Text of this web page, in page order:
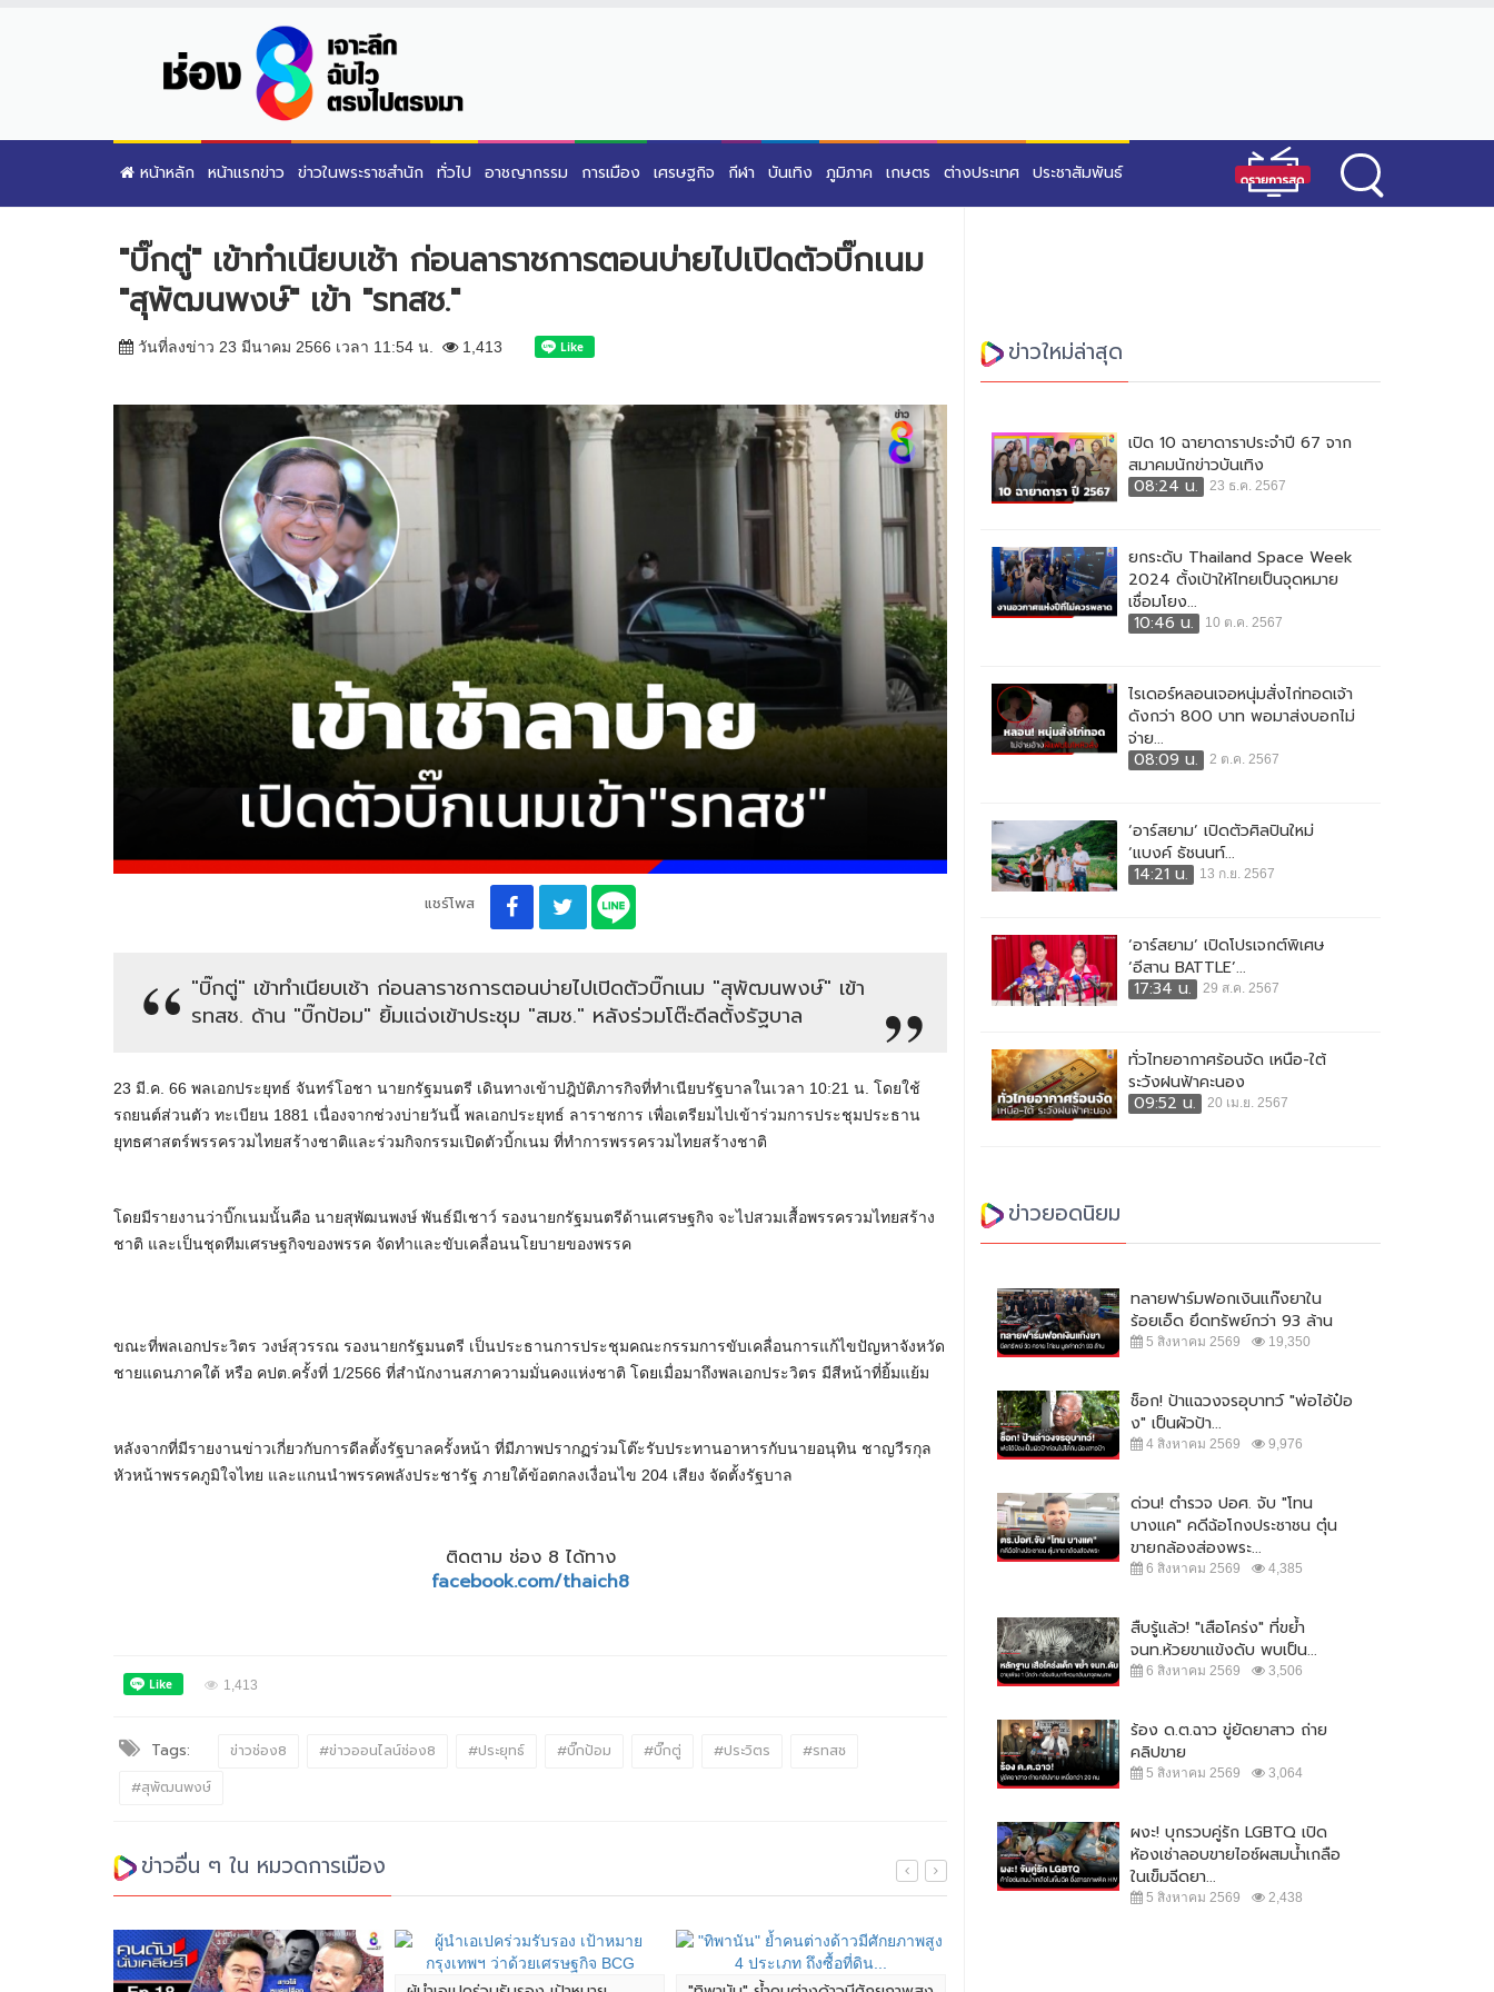
หน้าหลัก หน้าแรกข่าว ข่าวในพระราชสำนัก ทั่วไป อาชญากรรม การเมือง เศรษฐกิจ กีฬา บันเทิง ภูมิภาค เกษตร ต่างประเทศ ประชาสัมพันธ์
"บิ๊กตู่" เข้าทำเนียบเช้า ก่อนลาราชการตอนบ่ายไปเปิดตัวบิ๊กเนม
"สุพัฒนพงษ์" เข้า "รทสช."
วันที่ลงข่าว 23 มีนาคม 2566 เวลา 11:54 น. 1,413
แชร์โพส
"บิ๊กตู่" เข้าทำเนียบเช้า ก่อนลาราชการตอนบ่ายไปเปิดตัวบิ๊กเนม "สุพัฒนพงษ์" เข้า
รทสช. ด้าน "บิ๊กป้อม" ยิ้มแฉ่งเข้าประชุม "สมช." หลังร่วมโต๊ะดีลตั้งรัฐบาล
23 มี.ค. 66 พลเอกประยุทธ์ จันทร์โอชา นายกรัฐมนตรี เดินทางเข้าปฎิบัติภารกิจที่ทำเนียบรัฐบาลในเวลา 10:21 น. โดยใช้
รถยนต์ส่วนตัว ทะเบียน 1881 เนื่องจากช่วงบ่ายวันนี้ พลเอกประยุทธ์ ลาราชการ เพื่อเตรียมไปเข้าร่วมการประชุมประธาน
ยุทธศาสตร์พรรครวมไทยสร้างชาติและร่วมกิจกรรมเปิดตัวบิ้กเนม ที่ทำการพรรครวมไทยสร้างชาติ
โดยมีรายงานว่าบิ๊กเนมนั้นคือ นายสุพัฒนพงษ์ พันธ์มีเชาว์ รองนายกรัฐมนตรีด้านเศรษฐกิจ จะไปสวมเสื้อพรรครวมไทยสร้าง
ชาติ และเป็นชุดทีมเศรษฐกิจของพรรค จัดทำและขับเคลื่อนนโยบายของพรรค
ขณะที่พลเอกประวิตร วงษ์สุวรรณ รองนายกรัฐมนตรี เป็นประธานการประชุมคณะกรรมการขับเคลื่อนการแก้ไขปัญหาจังหวัด
ชายแดนภาคใต้ หรือ คปต.ครั้งที่ 1/2566 ที่สำนักงานสภาความมั่นคงแห่งชาติ โดยเมื่อมาถึงพลเอกประวิตร มีสีหน้าที่ยิ้มแย้ม
หลังจากที่มีรายงานข่าวเกี่ยวกับการดีลตั้งรัฐบาลครั้งหน้า ที่มีภาพปรากฏร่วมโต๊ะรับประทานอาหารกับนายอนุทิน ชาญวีรกุล
หัวหน้าพรรคภูมิใจไทย และแกนนำพรรคพลังประชารัฐ ภายใต้ข้อตกลงเงื่อนไข 204 เสียง จัดตั้งรัฐบาล
ติดตาม ช่อง 8 ได้ทาง
facebook.com/thaich8
1,413
Tags: ข่าวช่อง8 #ข่าวออนไลน์ช่อง8 #ประยุทธ์ #บิ๊กป้อม #บิ๊กตู่ #ประวิตร
#รทสช
#สุพัฒนพงษ์
ข่าวอื่น ๆ ใน หมวดการเมือง
ข่าวใหม่ล่าสุด
เปิด 10 ฉายาดาราประจำปี 67 จาก
สมาคมนักข่าวบันเทิง
08:24 น.
23 ธ.ค. 2567
ยกระดับ Thailand Space Week
2024 ตั้งเป้าให้ไทยเป็นจุดหมาย
เชื่อมโยง...
10:46 น.
10 ต.ค. 2567
ไรเดอร์หลอนเจอหนุ่มสั่งไก่ทอดเจ้า
ดังกว่า 800 บาท พอมาส่งบอกไม่
จ่าย...
08:09 น.
2 ต.ค. 2567
‘อาร์สยาม’ เปิดตัวศิลปินใหม่
‘แบงค์ ธัชนนท์...
14:21 น.
13 ก.ย. 2567
‘อาร์สยาม’ เปิดโปรเจกต์พิเศษ
‘อีสาน BATTLE’...
17:34 น.
29 ส.ค. 2567
ทั่วไทยอากาศร้อนจัด เหนือ-ใต้
ระวังฝนฟ้าคะนอง
09:52 น.
20 เม.ย. 2567
ข่าวยอดนิยม
ทลายฟาร์มฟอกเงินแก๊งยาใน
ร้อยเอ็ด ยึดทรัพย์กว่า 93 ล้าน
5 สิงหาคม 2569 19,350
ช็อก! ป้าแฉวงจรอุบาทว์ "พ่อไอ้ป๋อ
ง" เป็นผัวป้า...
4 สิงหาคม 2569 9,976
ด่วน! ตำรวจ ปอศ. จับ "โทน
บางแค" คดีฉ้อโกงประชาชน ตุ๋น
ขายกล้องส่องพระ...
6 สิงหาคม 2569 4,385
สืบรู้แล้ว! "เสือโคร่ง" ที่ขย้ำ
จนท.ห้วยขาแข้งดับ พบเป็น...
6 สิงหาคม 2569 3,506
ร้อง ด.ต.ฉาว ขู่ยัดยาสาว ถ่าย
คลิปขาย
5 สิงหาคม 2569 3,064
ผงะ! บุกรวบคู่รัก LGBTQ เปิด
ห้องเช่าลอบขายไอซ์ผสมน้ำเกลือ
ในเข็มฉีดยา...
5 สิงหาคม 2569 2,438